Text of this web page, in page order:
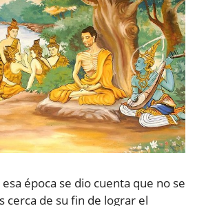
época se dio cuenta que no se
cerca de su fin de lograr el